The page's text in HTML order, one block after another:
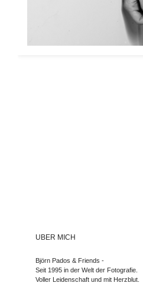
ÜBER MICH
Björn Pados & Friends -
Seit 1995 in der Welt der Fotografie.
Voller Leidenschaft und mit Herzblut.